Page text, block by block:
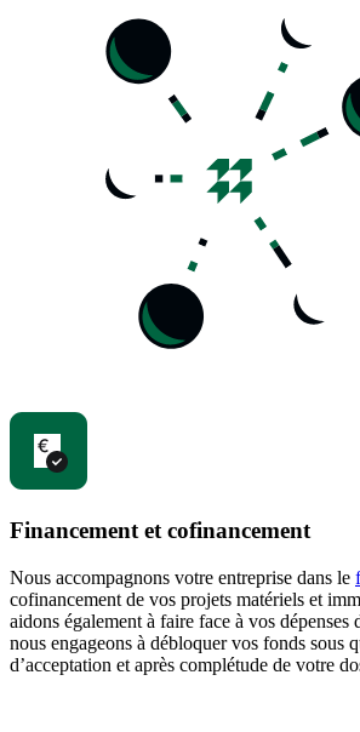
Financement et cofinancement
Nous accompagnons votre entreprise dans le
cofinancement de vos projets matériels et
aidons également à faire face à vos dépenses
nous engageons à débloquer vos fonds sous
d’acceptation et après complétude de votre